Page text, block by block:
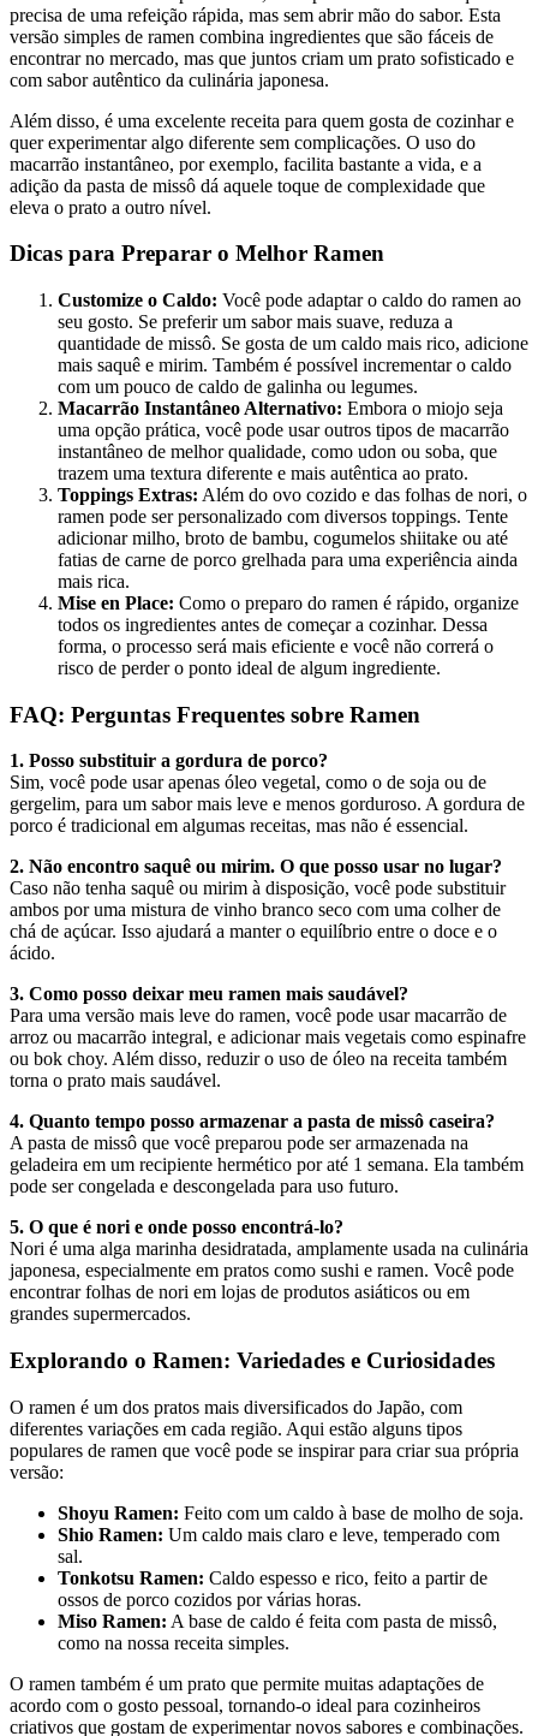
precisa de uma refeição rápida, mas sem abrir mão do sabor. Esta
versão simples de ramen combina ingredientes que são fáceis de
encontrar no mercado, mas que juntos criam um prato sofisticado e
com sabor autêntico da culinária japonesa.
Além disso, é uma excelente receita para quem gosta de cozinhar e
quer experimentar algo diferente sem complicações. O uso do
macarrão instantâneo, por exemplo, facilita bastante a vida, e a
adição da pasta de missô dá aquele toque de complexidade que
eleva o prato a outro nível.
Dicas para Preparar o Melhor Ramen
Customize o Caldo: Você pode adaptar o caldo do ramen ao
seu gosto. Se preferir um sabor mais suave, reduza a
quantidade de missô. Se gosta de um caldo mais rico, adicione
mais saquê e mirim. Também é possível incrementar o caldo
com um pouco de caldo de galinha ou legumes.
Macarrão Instantâneo Alternativo: Embora o miojo seja
uma opção prática, você pode usar outros tipos de macarrão
instantâneo de melhor qualidade, como udon ou soba, que
trazem uma textura diferente e mais autêntica ao prato.
Toppings Extras: Além do ovo cozido e das folhas de nori, o
ramen pode ser personalizado com diversos toppings. Tente
adicionar milho, broto de bambu, cogumelos shiitake ou até
fatias de carne de porco grelhada para uma experiência ainda
mais rica.
Mise en Place: Como o preparo do ramen é rápido, organize
todos os ingredientes antes de começar a cozinhar. Dessa
forma, o processo será mais eficiente e você não correrá o
risco de perder o ponto ideal de algum ingrediente.
FAQ: Perguntas Frequentes sobre Ramen
1. Posso substituir a gordura de porco?
Sim, você pode usar apenas óleo vegetal, como o de soja ou de
gergelim, para um sabor mais leve e menos gorduroso. A gordura de
porco é tradicional em algumas receitas, mas não é essencial.
2. Não encontro saquê ou mirim. O que posso usar no lugar?
Caso não tenha saquê ou mirim à disposição, você pode substituir
ambos por uma mistura de vinho branco seco com uma colher de
chá de açúcar. Isso ajudará a manter o equilíbrio entre o doce e o
ácido.
3. Como posso deixar meu ramen mais saudável?
Para uma versão mais leve do ramen, você pode usar macarrão de
arroz ou macarrão integral, e adicionar mais vegetais como espinafre
ou bok choy. Além disso, reduzir o uso de óleo na receita também
torna o prato mais saudável.
4. Quanto tempo posso armazenar a pasta de missô caseira?
A pasta de missô que você preparou pode ser armazenada na
geladeira em um recipiente hermético por até 1 semana. Ela também
pode ser congelada e descongelada para uso futuro.
5. O que é nori e onde posso encontrá-lo?
Nori é uma alga marinha desidratada, amplamente usada na culinária
japonesa, especialmente em pratos como sushi e ramen. Você pode
encontrar folhas de nori em lojas de produtos asiáticos ou em
grandes supermercados.
Explorando o Ramen: Variedades e Curiosidades
O ramen é um dos pratos mais diversificados do Japão, com
diferentes variações em cada região. Aqui estão alguns tipos
populares de ramen que você pode se inspirar para criar sua própria
versão:
Shoyu Ramen: Feito com um caldo à base de molho de soja.
Shio Ramen: Um caldo mais claro e leve, temperado com
sal.
Tonkotsu Ramen: Caldo espesso e rico, feito a partir de
ossos de porco cozidos por várias horas.
Miso Ramen: A base de caldo é feita com pasta de missô,
como na nossa receita simples.
O ramen também é um prato que permite muitas adaptações de
acordo com o gosto pessoal, tornando-o ideal para cozinheiros
criativos que gostam de experimentar novos sabores e combinações.